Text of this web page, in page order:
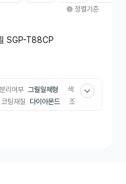
정렬기준
SGP-T88CP
리여부 그릴일체형
색
코팅재질 다이아몬드
조